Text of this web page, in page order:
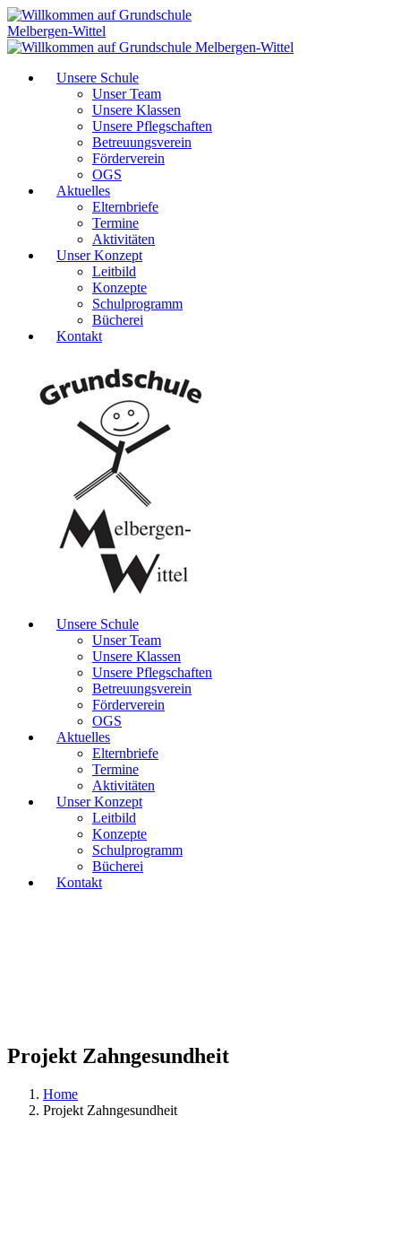
Unsere Schule
Unser Team
Unsere Klassen
Unsere Pflegschaften
Betreuungsverein
Förderverein
OGS
Aktuelles
Elternbriefe
Termine
Aktivitäten
Unser Konzept
Leitbild
Konzepte
Schulprogramm
Bücherei
Kontakt
Unsere Schule
Unser Team
Unsere Klassen
Unsere Pflegschaften
Betreuungsverein
Förderverein
OGS
Aktuelles
Elternbriefe
Termine
Aktivitäten
Unser Konzept
Leitbild
Konzepte
Schulprogramm
Bücherei
Kontakt
Projekt Zahngesundheit
Home
Projekt Zahngesundheit